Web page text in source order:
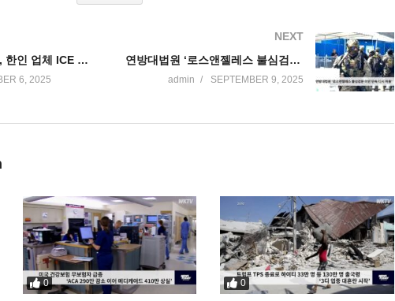
미국 내 한국기업, 한인 업체 ICE 일터 급습 ‘한인사회 전체 충격과 공포’
6, 2025
NEXT
연방대법원 ‘로스앤젤레스 불심검문 이민 단속 다시 허용’
admin SEPTEMBER 9, 2025
0 0